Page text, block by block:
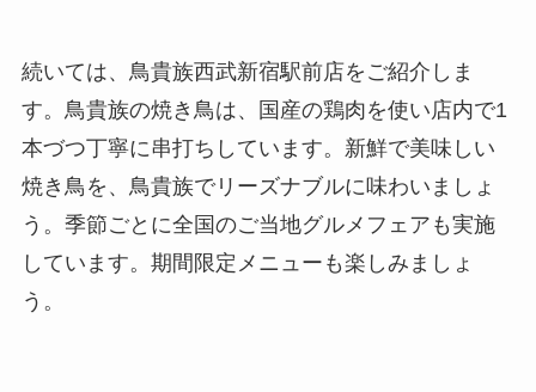
続いては、鳥貴族西武新宿駅前店をご紹介しま
す。鳥貴族の焼き鳥は、国産の鶏肉を使い店内で1
本づつ丁寧に串打ちしています。新鮮で美味しい
焼き鳥を、鳥貴族でリーズナブルに味わいましょ
う。季節ごとに全国のご当地グルメフェアも実施
しています。期間限定メニューも楽しみましょ
う。